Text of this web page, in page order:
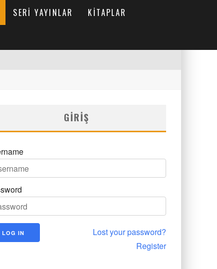
SERI YAYINLAR KITAPLAR
GIRIŞ
Lost your password?
Register